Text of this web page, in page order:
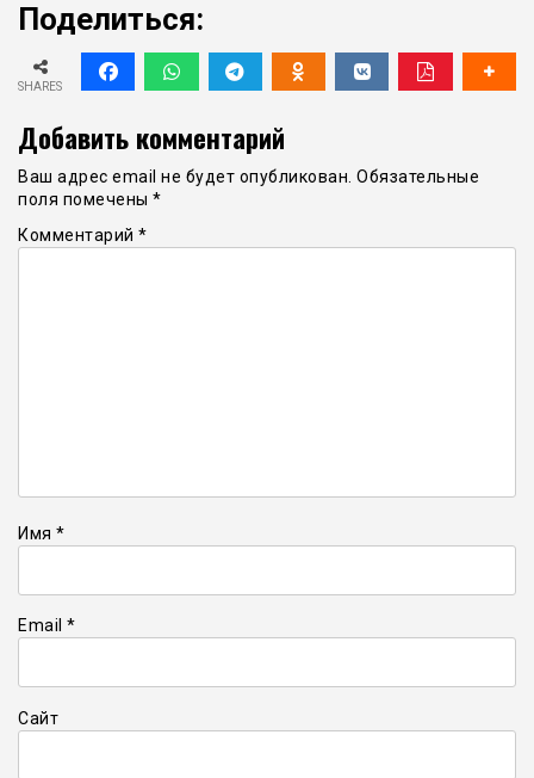
Поделиться:
SHARES
Добавить комментарий
Ваш адрес email не будет опубликован. Обязательные
поля помечены *
Комментарий *
Имя *
Email *
Сайт